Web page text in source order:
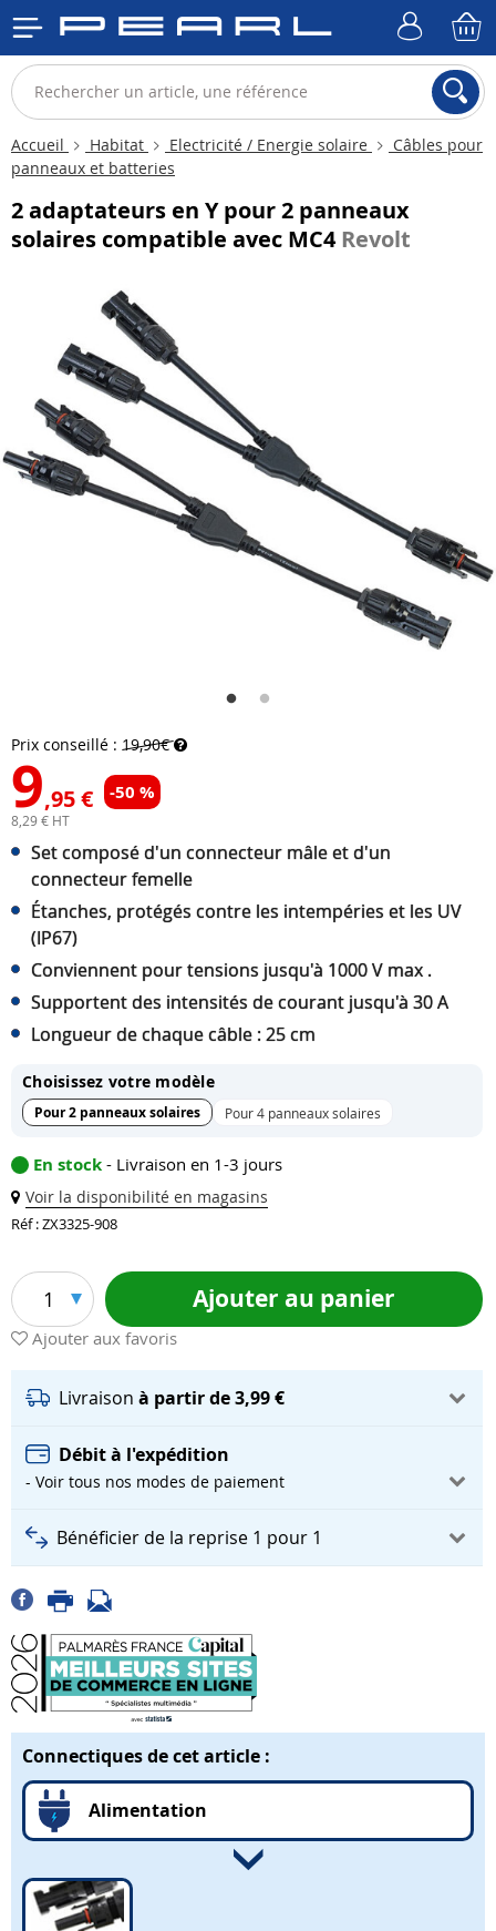
Accueil Habitat Electricité / Energie solaire
Câbles pour
panneaux et batteries
2 adaptateurs en Y pour 2 panneaux
solaires compatible avec MC4Revolt
Prix conseillé : 19,90€
9,95 € -50 %
8,29 € HT
Set composé d'un connecteur mâle et d'un
connecteur femelle
Étanches, protégés contre les intempéries et les UV
(IP67)
Conviennent pour tensions jusqu'à 1000 V max .
Supportent des intensités de courant jusqu'à 30 A
Longueur de chaque câble : 25 cm
Choisissez votre modèle
Pour 2 panneaux solaires Pour 4 panneaux solaires
En stock - Livraison en 1-3 jours
Voir la disponibilité en magasins
Réf : ZX3325-908
1 Ajouter au panier
Ajouter aux favoris
Livraison à partir de 3,99 €
Débit à l'expédition
- Voir tous nos modes de paiement
Bénéficier de la reprise 1 pour 1
Connectiques de cet article :
Alimentation